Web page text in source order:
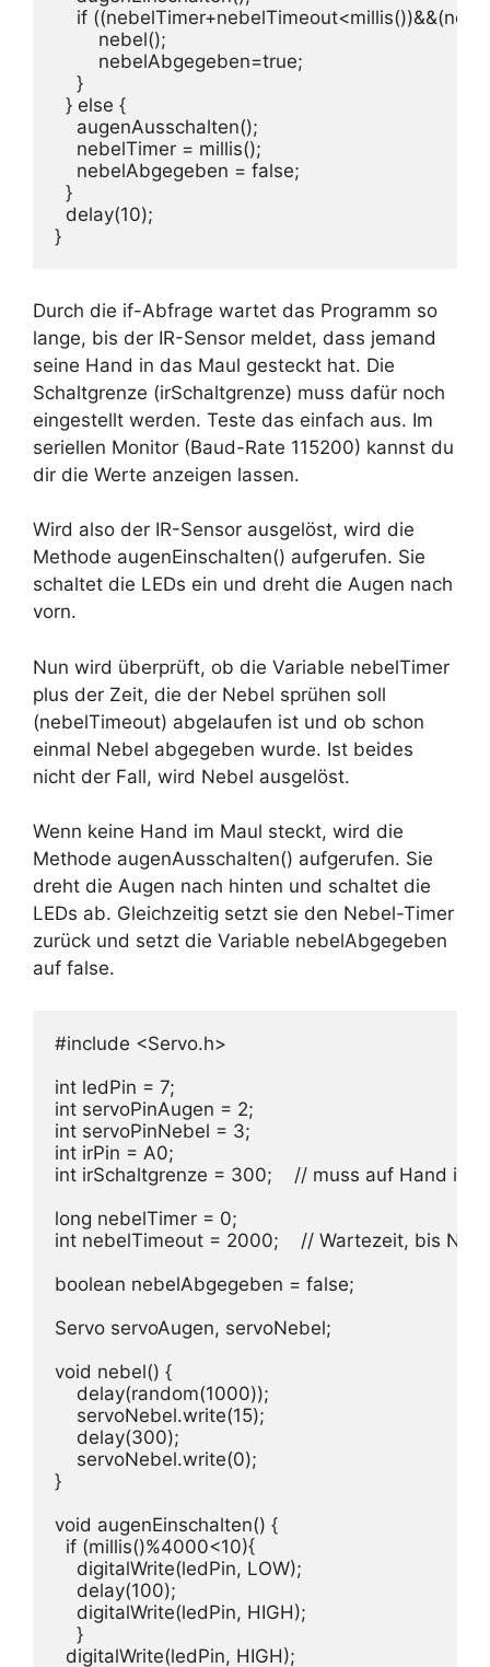
if
        nebel();
        nebelAbgegeben=true;
    }
  } else {
    augenAusschalten();
    nebelTimer = millis();
    nebelAbgegeben = false;
  }
  delay(10);
}
Durch die if-Abfrage wartet das Programm so
lange, bis der IR-Sensor meldet, dass jemand
seine Hand in das Maul gesteckt hat. Die
Schaltgrenze (irSchaltgrenze) muss dafür noch
eingestellt werden. Teste das einfach aus. Im
seriellen Monitor (Baud-Rate 115200) kannst du
dir die Werte anzeigen lassen.
Wird also der IR-Sensor ausgelöst, wird die
Methode augenEinschalten() aufgerufen. Sie
schaltet die LEDs ein und dreht die Augen nach
vorn.
Nun wird überprüft, ob die Variable nebelTimer
plus der Zeit, die der Nebel sprühen soll
(nebelTimeout) abgelaufen ist und ob schon
einmal Nebel abgegeben wurde. Ist beides
nicht der Fall, wird Nebel ausgelöst.
Wenn keine Hand im Maul steckt, wird die
Methode augenAusschalten() aufgerufen. Sie
dreht die Augen nach hinten und schaltet die
LEDs ab. Gleichzeitig setzt sie den Nebel-Timer
zurück und setzt die Variable nebelAbgegeben
auf false.
#include <Servo.h>
int ledPin = 7;
int servoPinAugen = 2;
int servoPinNebel = 3;
int irPin = A0;
int irSchaltgrenze = 300;    // muss auf Hand im
long nebelTimer = 0;
int nebelTimeout = 2000;    // Wartezeit, bis
boolean nebelAbgegeben = false;
Servo servoAugen, servoNebel;
void nebel() {
    delay(random(1000));
    servoNebel.write(15);
    delay(300);
    servoNebel.write(0);
}
void augenEinschalten() {
  if (millis()%4000<10){
    digitalWrite(ledPin, LOW);
    delay(100);
    digitalWrite(ledPin, HIGH);
    }
  digitalWrite(ledPin, HIGH);